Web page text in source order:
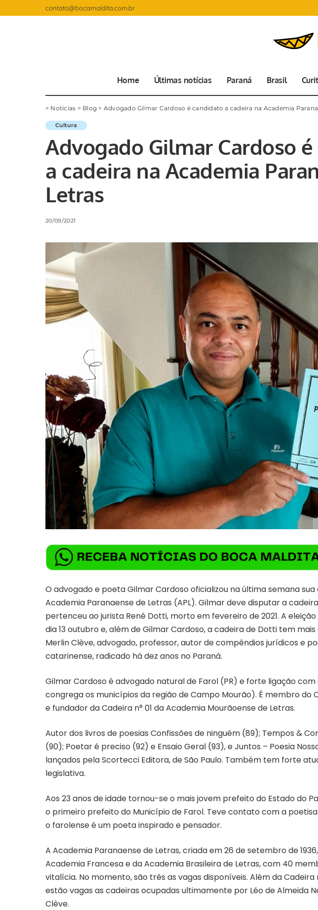
contato@bocamaldita.com.br
Home Últimas notícias Paraná Brasil
> Notícias > Blog > Advogado Gilmar Cardoso é candidato a cadeira na Academia
Cultura
Advogado Gilmar Cardoso
a cadeira na Academia
Letras
20/09/2021
O advogado e poeta Gilmar Cardoso oficializou na última semana
Academia Paranaense de Letras (APL). Gilmar deve disputar a
pertenceu ao jurista Renê Dotti, morto em fevereiro de 2021. A
dia 13 outubro e, além de Gilmar Cardoso, a cadeira de Dotti tem
Merlin Clève, advogado, professor, autor de compêndios jurídicos e
catarinense, radicado há dez anos no Paraná.
Gilmar Cardoso é advogado natural de Farol (PR) e forte ligação
congrega os municípios da região de Campo Mourão). É membro do
e fundador da Cadeira n° 01 da Academia Mourãoense de Letras.
Autor dos livros de poesias Confissões de ninguém (89); Tempos &
(90); Poetar é preciso (92) e Ensaio Geral (93), e Juntos – Poesia
lançados pela Scortecci Editora, de São Paulo. Também tem forte
legislativa.
Aos 23 anos de idade tornou-se o mais jovem prefeito do Estado do
o primeiro prefeito do Município de Farol. Teve contato com a
o farolense é um poeta inspirado e pensador.
A Academia Paranaense de Letras, criada em 26 de setembro de
Academia Francesa e da Academia Brasileira de Letras, com 40
vitalícia. No momento, são três as vagas disponíveis. Além da Cadeira
estão vagas as cadeiras ocupadas ultimamente por Léo de Almeida
Clève.